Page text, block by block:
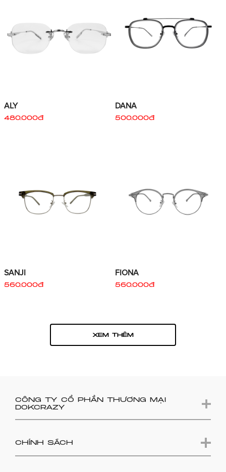
ALY
480.000đ
DANA
500.000đ
SANJI
560.000đ
FIONA
560.000đ
XEM THÊM
CÔNG TY CỔ PHẦN THƯƠNG MẠI
DOKCRAZY
CHÍNH SÁCH